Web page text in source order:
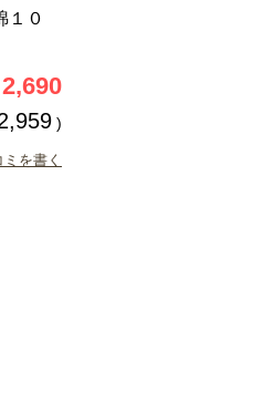
１０
2,690
)
を書く